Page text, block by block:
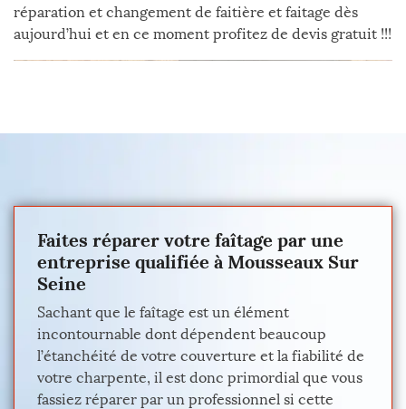
réparation et changement de faitière et faitage dès
aujourd’hui et en ce moment profitez de devis gratuit !!!
Faites réparer votre faîtage par une
entreprise qualifiée à Mousseaux Sur
Seine
Sachant que le faîtage est un élément
incontournable dont dépendent beaucoup
l’étanchéité de votre couverture et la fiabilité de
votre charpente, il est donc primordial que vous
fassiez réparer par un professionnel si cette